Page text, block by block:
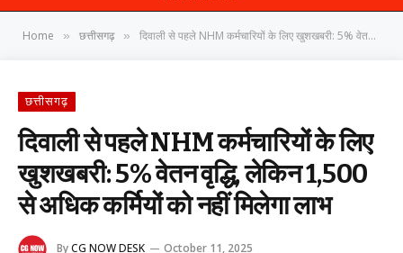
Home » छत्तीसगढ़ » दिवाली से पहले NHM कर्मचारियों के लिए खुशखबरी: 5% वेतन वृद्धि, लेकिन 1,500 से अधिक कर्मियों को नहीं मिलेगा लाभ
छत्तीसगढ़
दिवाली से पहले NHM कर्मचारियों के लिए
खुशखबरी: 5% वेतन वृद्धि, लेकिन 1,500
से अधिक कर्मियों को नहीं मिलेगा लाभ
ByCG NOW DESK October 11, 2025